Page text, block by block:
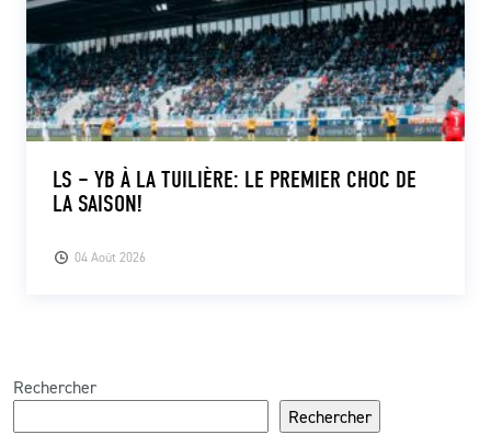
04 Août 2026
LS – YB À LA TUILIÈRE: LE PREMIER CHOC DE
LA SAISON!
Rechercher
Rechercher